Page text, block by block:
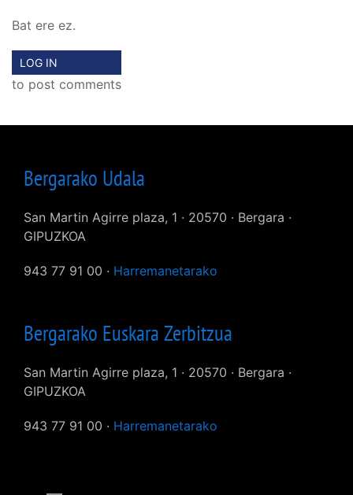
Bat ere ez.
LOG IN
to post comments
Bergarako Udala
San Martin Agirre plaza, 1 · 20570 · Bergara ·
GIPUZKOA
943 77 91 00 · Harremanetarako
Bergarako Euskara Zerbitzua
San Martin Agirre plaza, 1 · 20570 · Bergara ·
GIPUZKOA
943 77 91 00 · Harremanetarako
User